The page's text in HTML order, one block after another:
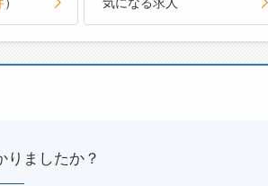
実感・おもてなし・感動体験
ーなどは特に人気があります！
ュック（会員制オーナーズホテル）・グラン
トアッププロデュース
りましたか？